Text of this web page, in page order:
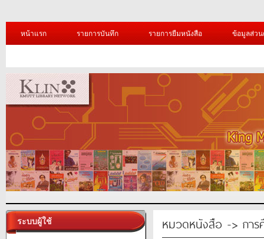
หน้าแรก รายการบันทึก รายการยืมหนังสือ ข้อมูลส่ว
ระบบผู้ใช้ หมวดหนังสือ -> การ